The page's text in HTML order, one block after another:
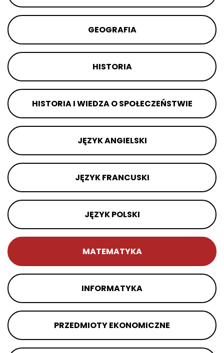
GEOGRAFIA
HISTORIA
HISTORIA I WIEDZA O SPOŁECZEŃSTWIE
JĘZYK ANGIELSKI
JĘZYK FRANCUSKI
JĘZYK POLSKI
MATEMATYKA
INFORMATYKA
PRZEDMIOTY EKONOMICZNE